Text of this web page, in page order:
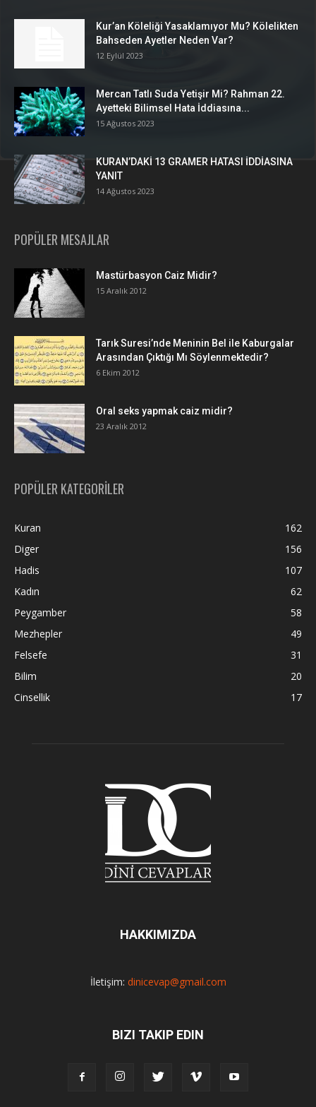
Kur’an Köleliği Yasaklamıyor Mu? Kölelikten
Bahseden Ayetler Neden Var?
12 Eylül 2023
Mercan Tatlı Suda Yetişir Mi? Rahman 22.
Ayetteki Bilimsel Hata İddiasına...
15 Ağustos 2023
KURAN’DAKİ 13 GRAMER HATASI İDDİASINA
YANIT
14 Ağustos 2023
POPÜLER MESAJLAR
Mastürbasyon Caiz Midir?
15 Aralık 2012
Tarık Suresi’nde Meninin Bel ile Kaburgalar
Arasından Çıktığı Mı Söylenmektedir?
6 Ekim 2012
Oral seks yapmak caiz midir?
23 Aralık 2012
POPÜLER KATEGORİLER
Kuran
162
Diger
156
Hadis
107
Kadın
62
Peygamber
58
Mezhepler
49
Felsefe
31
Bilim
20
Cinsellik
17
HAKKIMIZDA
İletişim: dinicevap@gmail.com
BIZI TAKIP EDIN